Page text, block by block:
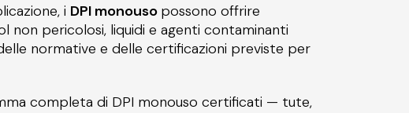
i DPI monouso possono offrire
non pericolosi, liquidi e agenti contaminanti
normative e delle certificazioni previste per
completa di DPI monouso certificati — tute,